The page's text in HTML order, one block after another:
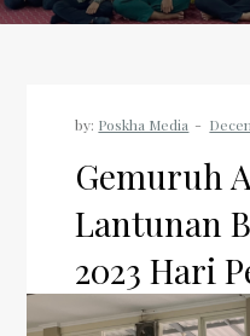
by: Poskha Media
Gemuruh
Lantunan
2023 Hari